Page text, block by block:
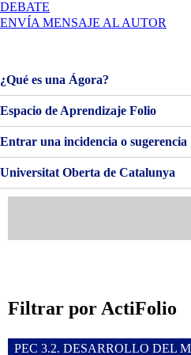
DEBATE
BIENVENIDOS
ENVÍA MENSAJE AL AUTOR
¿Qué es una Ágora?
Espacio de Aprendizaje Folio
Entrar una incidencia o sugerencia
Universitat Oberta de Catalunya
Filtrar por ActiFolio
PEC 3.2. DESARROLLO DEL